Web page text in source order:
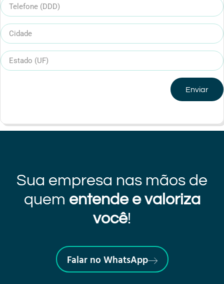
Enviar
Sua empresa nas mãos de
quem entende e valoriza
você!
Falar no WhatsApp